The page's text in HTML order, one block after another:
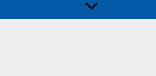
Alternar